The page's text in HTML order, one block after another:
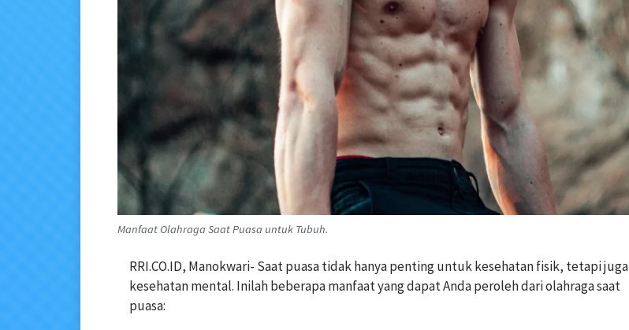
Manfaat Olahraga Saat Puasa untuk Tubuh.
RRI.CO.ID, Manokwari- Saat puasa tidak hanya penting untuk kesehatan fisik, tetapi juga
kesehatan mental. Inilah beberapa manfaat yang dapat Anda peroleh dari olahraga saat
puasa: